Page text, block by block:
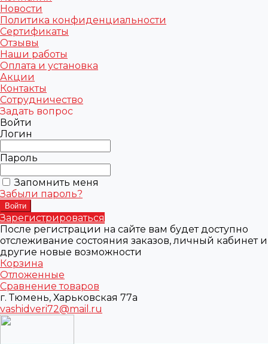
Новости
Политика конфиденциальности
Сертификаты
Отзывы
Наши работы
Оплата и установка
Акции
Контакты
Сотрудничество
Задать вопрос
Войти
Логин
Пароль
Запомнить меня
Забыли пароль?
Зарегистрироваться
После регистрации на сайте вам будет доступно
отслеживание состояния заказов, личный кабинет и
другие новые возможности
Корзина
Отложенные
Сравнение товаров
г. Тюмень, Харьковская 77а
vashidveri72@mail.ru